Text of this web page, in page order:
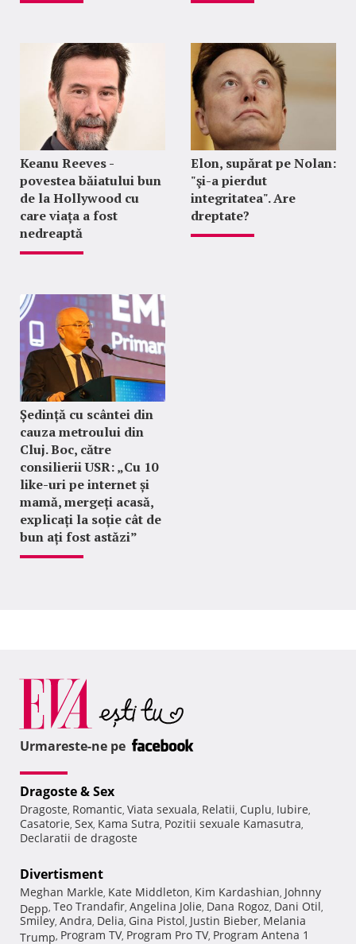
Keanu Reeves -
povestea băiatului bun
de la Hollywood cu
care viața a fost
nedreaptă
Elon, supărat pe Nolan:
"şi-a pierdut
integritatea". Are
dreptate?
Ședință cu scântei din
cauza metroului din
Cluj. Boc, către
consilierii USR: „Cu 10
like-uri pe internet și
mamă, mergeți acasă,
explicați la soție cât de
bun ați fost astăzi”
Urmareste-ne pe
Dragoste & Sex
Dragoste, Romantic, Viata sexuala, Relatii, Cuplu, Iubire,
Casatorie, Sex, Kama Sutra, Pozitii sexuale Kamasutra,
Declaratii de dragoste
Divertisment
Meghan Markle, Kate Middleton, Kim Kardashian, Johnny
Depp, Teo Trandafir, Angelina Jolie, Dana Rogoz, Dani Otil,
Smiley, Andra, Delia, Gina Pistol, Justin Bieber, Melania
Trump, Program TV, Program Pro TV, Program Antena 1